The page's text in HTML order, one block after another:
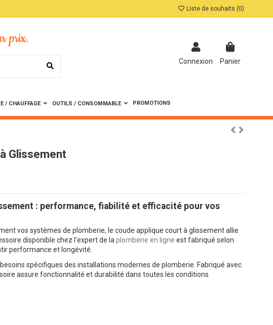
Liste de souhaits (0)
Connexion Panier
/ CHAUFFAGE OUTILS / CONSOMMABLE PROMOTIONS
Glissement
: performance, fiabilité et efficacité pour vos
vos systèmes de plomberie, le coude applique court à glissement allie
disponible chez l'expert de la plomberie en ligne est fabriqué selon
performance et longévité.
spécifiques des installations modernes de plomberie. Fabriqué avec
assure fonctionnalité et durabilité dans toutes les conditions